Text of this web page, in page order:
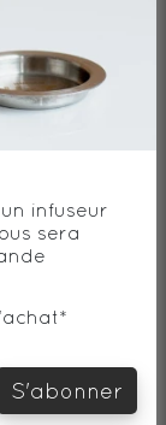
infuseur
sera
S'abonner